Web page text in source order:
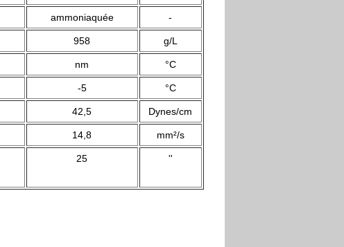
ammoniaquée -
958 g/L
nm °C
-5 °C
42,5 Dynes/cm
14,8 mm²/s
25 ''